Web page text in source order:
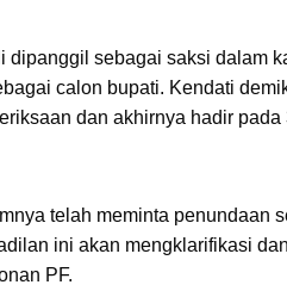
dipanggil sebagai saksi dalam
calon bupati. Kendati
dan akhirnya hadir
telah meminta penundaan
ini akan mengklarifikasi
PF.